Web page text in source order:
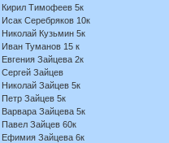
Кирил Тимофеев 5к
Исак Серебряков 10к
Николай Кузьмин 5к
Иван Туманов 15 к
Евгения Зайцева 2к
Сергей Зайцев
Николай Зайцев 5к
Петр Зайцев 5к
Варвара Зайцева 5к
Павел Зайцев 60к
Ефимия Зайцева 6к